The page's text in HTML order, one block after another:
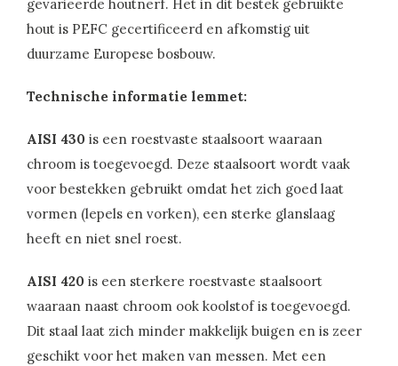
gevarieerde houtnerf. Het in dit bestek gebruikte
hout is PEFC gecertificeerd en afkomstig uit
duurzame Europese bosbouw.
Technische informatie lemmet:
AISI 430 is een roestvaste staalsoort waaraan
chroom is toegevoegd. Deze staalsoort wordt vaak
voor bestekken gebruikt omdat het zich goed laat
vormen (lepels en vorken), een sterke glanslaag
heeft en niet snel roest.
AISI 420 is een sterkere roestvaste staalsoort
waaraan naast chroom ook koolstof is toegevoegd.
Dit staal laat zich minder makkelijk buigen en is zeer
geschikt voor het maken van messen. Met een